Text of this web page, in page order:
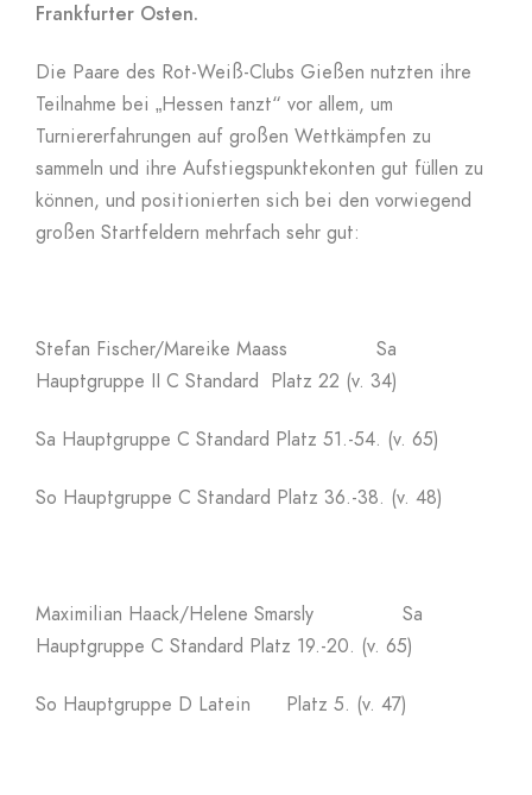
Frankfurter Osten.
Die Paare des Rot-Weiß-Clubs Gießen nutzten ihre
Teilnahme bei „Hessen tanzt“ vor allem, um
Turniererfahrungen auf großen Wettkämpfen zu
sammeln und ihre Aufstiegspunktekonten gut füllen zu
können, und positionierten sich bei den vorwiegend
großen Startfeldern mehrfach sehr gut:
Stefan Fischer/Mareike Maass Sa
Hauptgruppe II C Standard Platz 22 (v. 34)
Sa Hauptgruppe C Standard Platz 51.-54. (v. 65)
So Hauptgruppe C Standard Platz 36.-38. (v. 48)
Maximilian Haack/Helene Smarsly Sa
Hauptgruppe C Standard Platz 19.-20. (v. 65)
So Hauptgruppe D Latein Platz 5. (v. 47)